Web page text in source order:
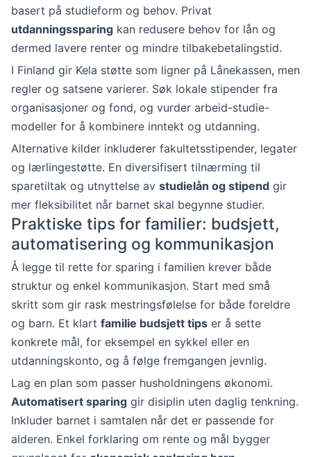
basert på studieform og behov. Privat
utdanningssparing kan redusere behov for lån og
dermed lavere renter og mindre tilbakebetalingstid.
I Finland gir Kela støtte som ligner på Lånekassen, men
regler og satsene varierer. Søk lokale stipender fra
organisasjoner og fond, og vurder arbeid-studie-
modeller for å kombinere inntekt og utdanning.
Alternative kilder inkluderer fakultetsstipender, legater
og lærlingestøtte. En diversifisert tilnærming til
sparetiltak og utnyttelse av studielån og stipend gir
mer fleksibilitet når barnet skal begynne studier.
Praktiske tips for familier: budsjett,
automatisering og kommunikasjon
Å legge til rette for sparing i familien krever både
struktur og enkel kommunikasjon. Start med små
skritt som gir rask mestringsfølelse for både foreldre
og barn. Et klart familie budsjett tips er å sette
konkrete mål, for eksempel en sykkel eller en
utdanningskonto, og å følge fremgangen jevnlig.
Lag en plan som passer husholdningens økonomi.
Automatisert sparing gir disiplin uten daglig tenkning.
Inkluder barnet i samtalen når det er passende for
alderen. Enkel forklaring om rente og mål bygger